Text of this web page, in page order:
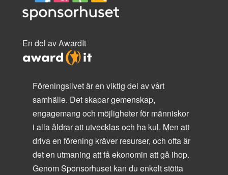
En del av AwardIt
Föreningslivet är en viktig del av vårt
samhälle. Det skapar gemenskap,
engagemang och möjligheter för människor
i alla åldrar att utvecklas och ha kul. Men att
driva en förening kräver resurser, och ofta är
det en utmaning att få ekonomin att gå ihop.
Genom Sponsorhuset kan du enkelt stötta